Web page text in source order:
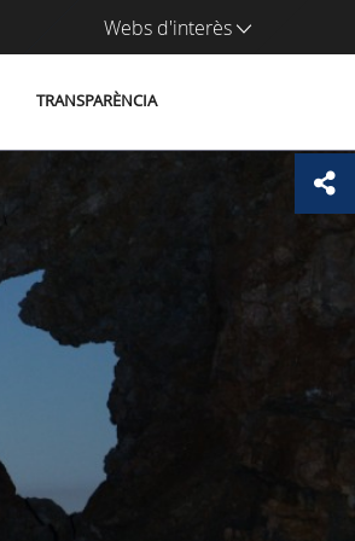
Webs d'interès
TRANSPARÈNCIA